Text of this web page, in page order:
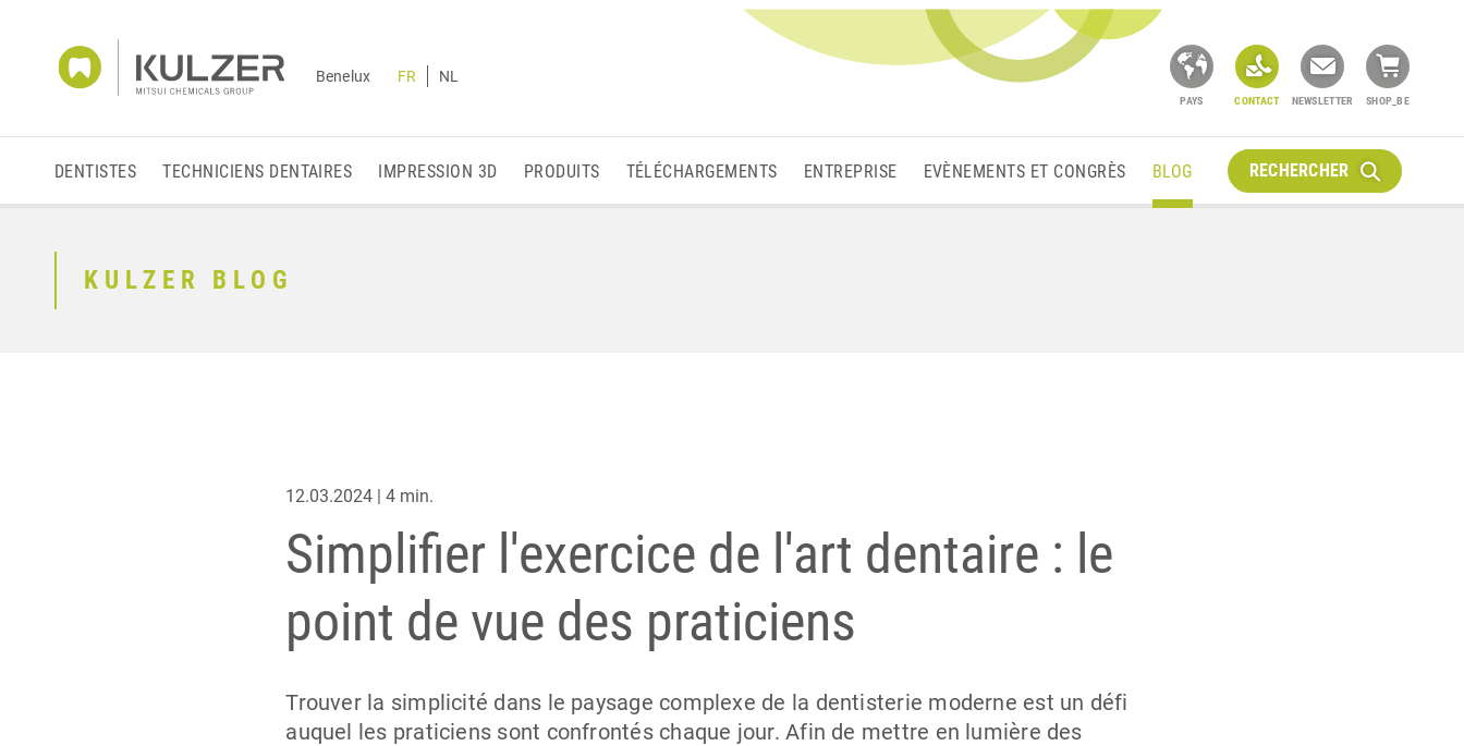
Benelux FR NL
PAYS CONTACT NEWSLETTER SHOP_BE
DENTISTES TECHNICIENS DENTAIRES IMPRESSION 3D PRODUITS TÉLÉCHARGEMENTS ENTREPRISE EVÈNEMENTS ET CONGRÈS BLOG RECHERCHER
KULZER BLOG
12.03.2024 | 4 min.
Simplifier l'exercice de l'art dentaire : le
point de vue des praticiens
Trouver la simplicité dans le paysage complexe de la dentisterie moderne est un défi
auquel les praticiens sont confrontés chaque jour. Afin de mettre en lumière des